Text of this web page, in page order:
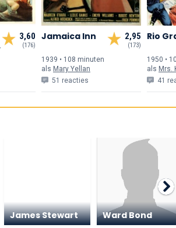
3,60
(176)
2,95
(173)
Jamaica Inn
1939 • 108 minuten
als Mary Yellan
51 reacties
Rio
1950 •
als Mrs.
41
James Stewart Ward Bond